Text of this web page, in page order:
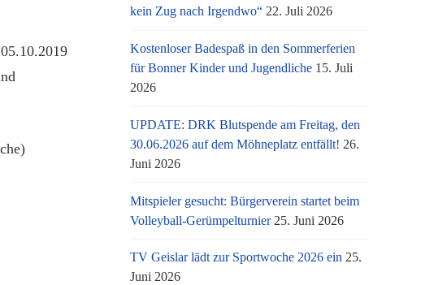
kein Zug nach Irgendwo“ 22. Juli 2026
Kostenloser Badespaß in den Sommerferien
für Bonner Kinder und Jugendliche 15. Juli
2026
UPDATE: DRK Blutspende am Freitag, den
30.06.2026 auf dem Möhneplatz entfällt! 26.
Juni 2026
Mitspieler gesucht: Bürgerverein startet beim
Volleyball-Gerümpelturnier 25. Juni 2026
TV Geislar lädt zur Sportwoche 2026 ein 25.
Juni 2026